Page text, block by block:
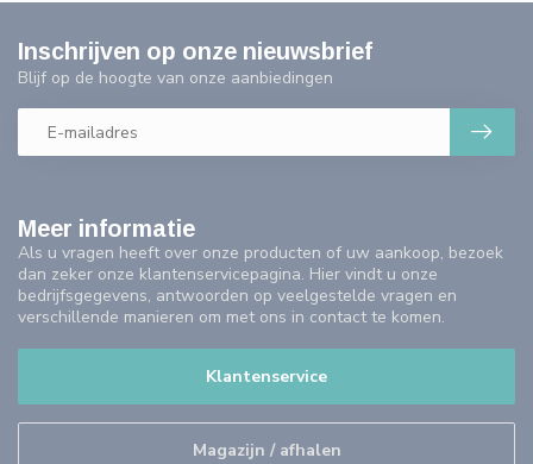
Meer informatie
Als u vragen heeft over onze producten of uw aankoop, bezoek
dan zeker onze klantenservicepagina. Hier vindt u onze
bedrijfsgegevens, antwoorden op veelgestelde vragen en
verschillende manieren om met ons in contact te komen.
Klantenservice
Magazijn / afhalen
Inschrijven op onze nieuwsbrief
Blijf op de hoogte van onze aanbiedingen